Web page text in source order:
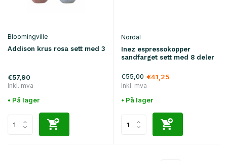
Bloomingville
Addison krus rosa sett med 3
€57,90
Inkl. mva
• På lager
Nordal
Inez espressokopper
sandfarget sett med 8 deler
€55,00 €41,25
Inkl. mva
• På lager